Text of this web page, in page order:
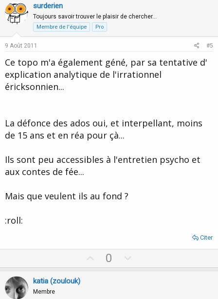
o
t
e
n
o
e
surderien
Toujours savoir trouver le plaisir de chercher…
Membre de l'équipe Pro
9 Août 2011 #5
Ce topo m'a également géné, par sa tentative d'
explication analytique de l'irrationnel
éricksonnien...
La défonce des ados oui, et interpellant, moins
de 15 ans et en réa pour çà...
Ils sont peu accessibles à l'entretien psycho et
aux contes de fée...
Mais que veulent ils au fond ?
:roll:
Citer
p
0
o
katia (zoulouk)
Membre